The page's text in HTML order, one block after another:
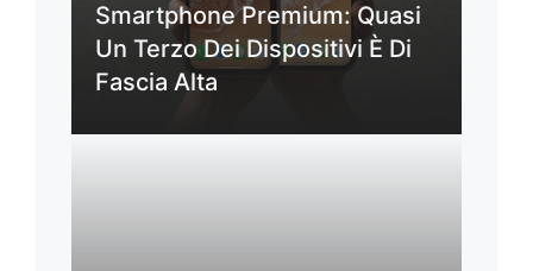
Smartphone Premium: Quasi
Un Terzo Dei Dispositivi È Di
Fascia Alta